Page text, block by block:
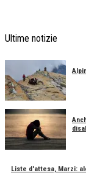
Ultime notizie
Liste d'attesa, Marzi: